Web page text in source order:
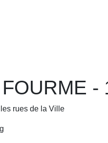
rues de la Ville